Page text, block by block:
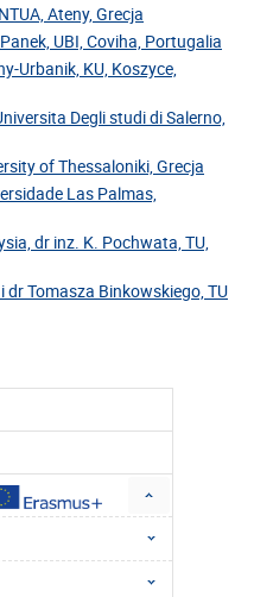
Ateny, Grecja
UBI, Coviha, Portugalia
Urbanik, KU, Koszyce,
Degli studi di Salerno,
of Thessaloniki, Grecja
Las Palmas,
dr inz. K. Pochwata, TU,
dr Tomasza Binkowskiego, TU